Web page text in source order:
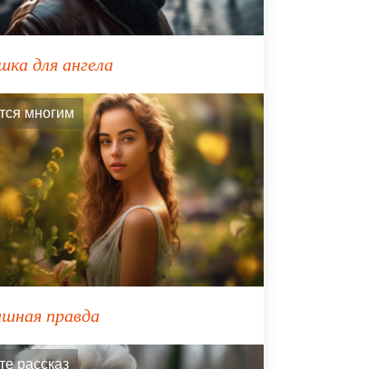
для ангела
многим
правда
рассказ